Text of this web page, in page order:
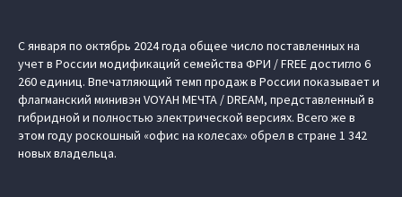
С января по октябрь 2024 года общее число поставленных на
учет в России модификаций семейства ФРИ / FREE достигло 6
260 единиц. Впечатляющий темп продаж в России показывает и
флагманский минивэн VOYAH МЕЧТА / DREAM, представленный в
гибридной и полностью электрической версиях. Всего же в
этом году роскошный «офис на колесах» обрел в стране 1 342
новых владельца.